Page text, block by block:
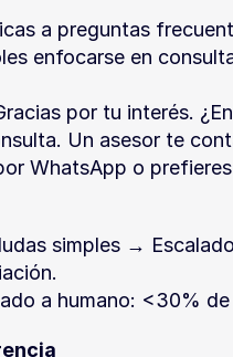
a preguntas
enfocarse en
por tu interés.
Un asesor te
WhatsApp o
a humano: <30%